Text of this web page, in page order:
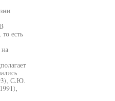
есть
С.Ю.